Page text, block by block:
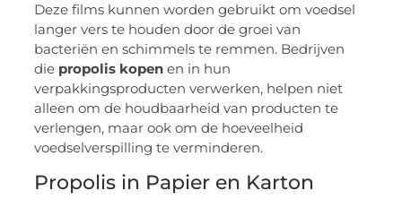
Deze films kunnen worden gebruikt om voedsel
langer vers te houden door de groei van
bacteriën en schimmels te remmen. Bedrijven
die propolis kopen en in hun
verpakkingsproducten verwerken, helpen niet
alleen om de houdbaarheid van producten te
verlengen, maar ook om de hoeveelheid
voedselverspilling te verminderen.
Propolis in Papier en Karton